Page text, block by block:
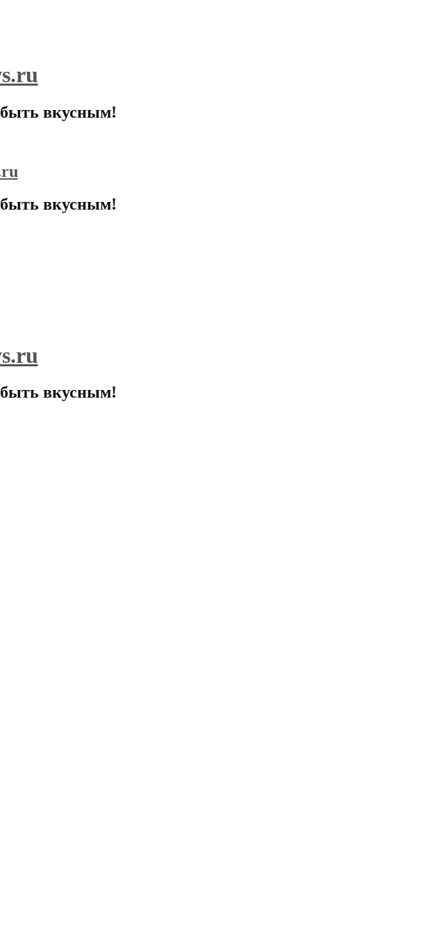
быть вкусным!
быть вкусным!
быть вкусным!